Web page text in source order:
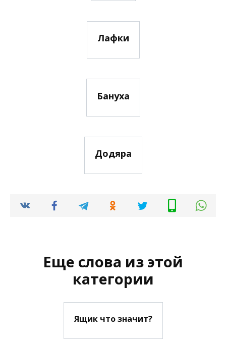
Лафки
Бануха
Додяра
Еще слова из этой
категории
Ящик что значит?